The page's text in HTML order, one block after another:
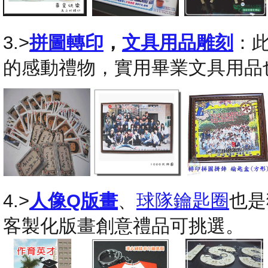
3.>拼圖轉印 ， 文具用品雕刻 ：
的感動禮物，實用畢業文具用
4.>人像Q版畫、 球隊鑰匙圈也
客製化版畫創意禮品可挑選。